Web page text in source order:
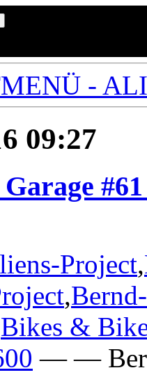
-
09:27
Garage
Project,
,
Bikes &
— —